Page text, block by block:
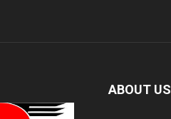
ABOUT US